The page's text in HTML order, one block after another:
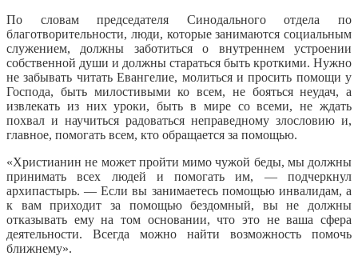
По словам председателя Синодального отдела по
благотворительности, люди, которые занимаются социальным
служением, должны заботиться о внутреннем устроении
собственной души и должны стараться быть кроткими. Нужно
не забывать читать Евангелие, молиться и просить помощи у
Господа, быть милостивыми ко всем, не бояться неудач, а
извлекать из них уроки, быть в мире со всеми, не ждать
похвал и научиться радоваться неправедному злословию и,
главное, помогать всем, кто обращается за помощью.
«Христианин не может пройти мимо чужой беды, мы должны
принимать всех людей и помогать им, — подчеркнул
архипастырь. — Если вы занимаетесь помощью инвалидам, а
к вам приходит за помощью бездомный, вы не должны
отказывать ему на том основании, что это не ваша сфера
деятельности. Всегда можно найти возможность помочь
ближнему».